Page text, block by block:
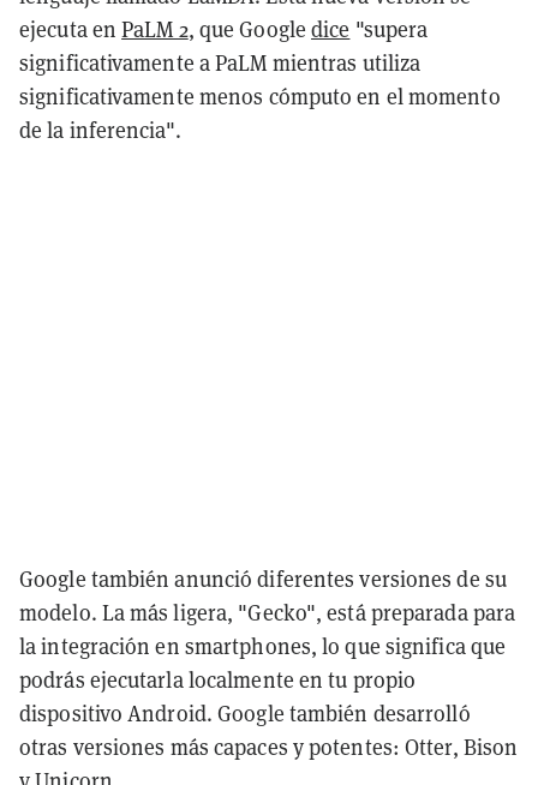
ejecuta enPaLM 2, que Googledice "supera
significativamente a PaLM mientras utiliza
significativamente menos cómputo en el momento
de la inferencia".
Google también anunció diferentes versiones de su
modelo. La más ligera, "Gecko", está preparada para
la integración en smartphones, lo que significa que
podrás ejecutarla localmente en tu propio
dispositivo Android. Google también desarrolló
otras versiones más capaces y potentes: Otter, Bison